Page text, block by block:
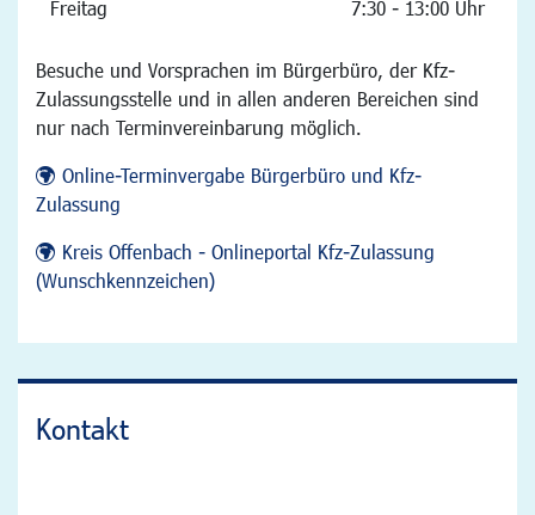
Freitag 7:30 - 13:00 Uhr
Besuche und Vorsprachen im Bürgerbüro, der Kfz-
Zulassungsstelle und in allen anderen Bereichen sind
nur nach Terminvereinbarung möglich.
Online-Terminvergabe Bürgerbüro und Kfz-
Zulassung
Kreis Offenbach - Onlineportal Kfz-Zulassung
(Wunschkennzeichen)
Kontakt